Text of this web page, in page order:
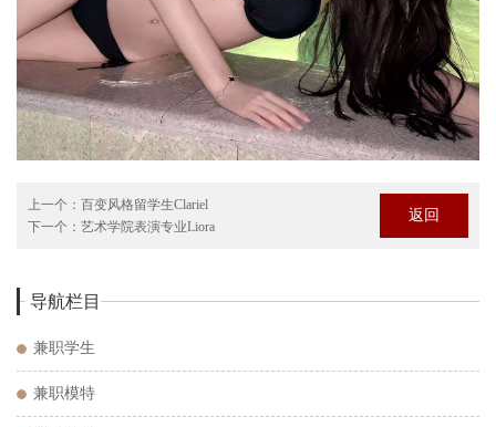
上一个： 百变风格留学生Clariel
下一个： 艺术学院表演专业Liora
返回
导航栏目
兼职学生
兼职模特